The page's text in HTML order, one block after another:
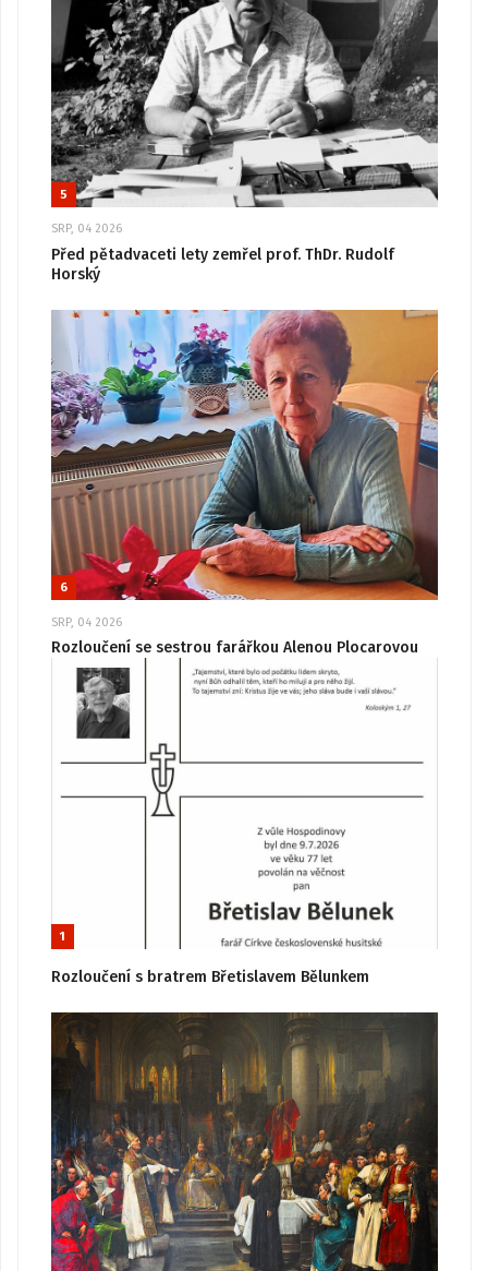
5
SRP, 04 2026
Před pětadvaceti lety zemřel prof. ThDr. Rudolf
Horský
6
SRP, 04 2026
Rozloučení se sestrou farářkou Alenou Plocarovou
1
Rozloučení s bratrem Břetislavem Bělunkem